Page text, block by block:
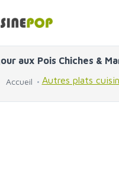
aux Pois Chiches &
Accueil Autres plats